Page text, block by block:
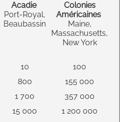
Acadie
Port-Royal,
Beaubassin
Colonies
Américaines
Maine,
Massachusetts,
New York
10
100
800
155 000
1 700
357 000
15 000 1 200 000